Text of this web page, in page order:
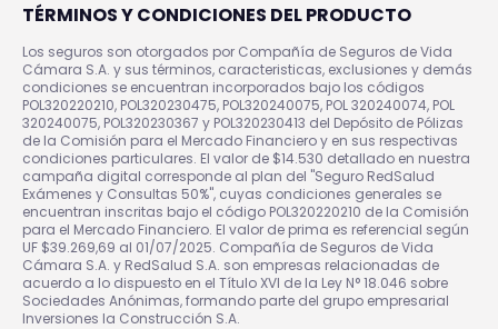
TÉRMINOS Y CONDICIONES DEL PRODUCTO
Los seguros son otorgados por Compañía de Seguros de Vida
Cámara S.A. y sus términos, caracteristicas, exclusiones y demás
condiciones se encuentran incorporados bajo los códigos
POL320220210, POL320230475, POL320240075, POL 320240074, POL
320240075, POL320230367 y POL320230413 del Depósito de Pólizas
de la Comisión para el Mercado Financiero y en sus respectivas
condiciones particulares. El valor de $14.530 detallado en nuestra
campaña digital corresponde al plan del "Seguro RedSalud
Exámenes y Consultas 50%", cuyas condiciones generales se
encuentran inscritas bajo el código POL320220210 de la Comisión
para el Mercado Financiero. El valor de prima es referencial según
UF $39.269,69 al 01/07/2025. Compañía de Seguros de Vida
Cámara S.A. y RedSalud S.A. son empresas relacionadas de
acuerdo a lo dispuesto en el Título XVI de la Ley N° 18.046 sobre
Sociedades Anónimas, formando parte del grupo empresarial
Inversiones la Construcción S.A.